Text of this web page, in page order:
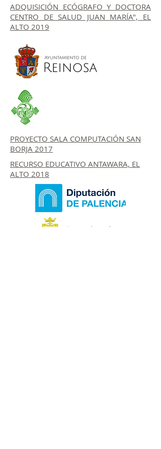
ADQUISICIÓN ECÓGRAFO Y DOCTORA
CENTRO DE SALUD JUAN MARÍA", EL
ALTO 2019
PROYECTO SALA COMPUTACIÓN SAN
BORJA 2017
RECURSO EDUCATIVO ANTAWARA, EL
ALTO 2018